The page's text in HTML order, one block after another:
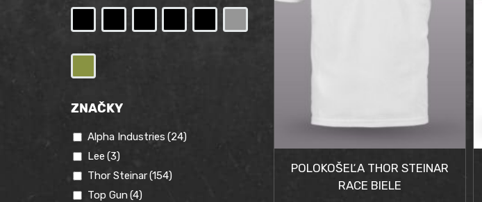
POLOKOŠEĽA THOR STEINAR
RACE BIELE
ZNAČKY
Alpha Industries (24)
Lee (3)
Thor Steinar(154)
Top Gun(4)